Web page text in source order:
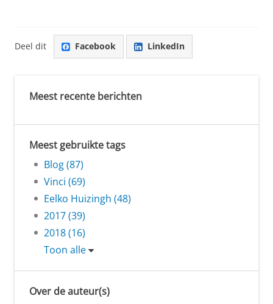
Deel dit Facebook LinkedIn
Meest recente berichten
Meest gebruikte tags
Blog (87)
Vinci (69)
Eelko Huizingh (48)
2017 (39)
2018 (16)
Toon alle
Over de auteur(s)